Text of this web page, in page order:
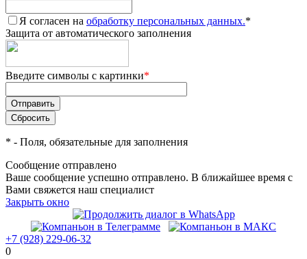
Я согласен на обработку персональных данных.*
Защита от автоматического заполнения
Введите символы с картинки*
* - Поля, обязательные для заполнения
Сообщение отправлено
Ваше сообщение успешно отправлено. В ближайшее время с
Вами свяжется наш специалист
Закрыть окно
+7 (928) 229-06-32
0